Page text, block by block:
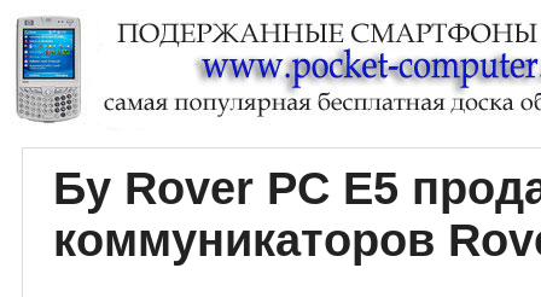
Бу Rover PC E5
коммуникаторов